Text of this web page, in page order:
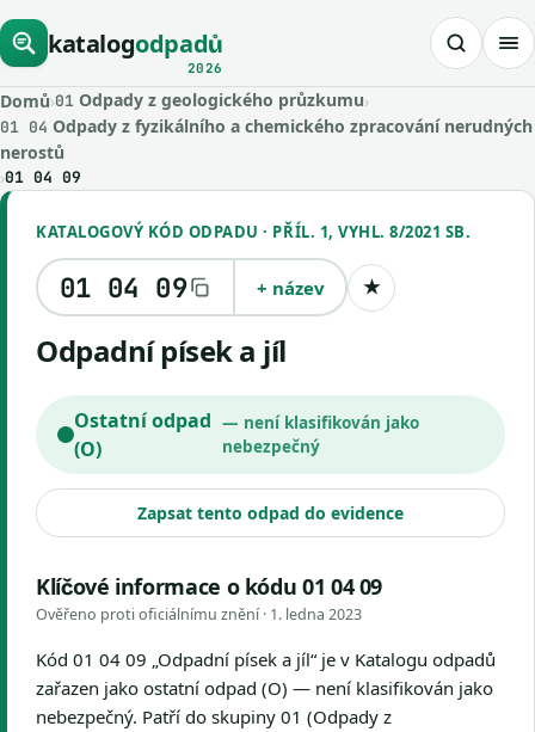
katalogodpadů
2026
Domů›01 Odpady z geologického průzkumu›
01 04 Odpady z fyzikálního a chemického zpracování nerudných
nerostů
›01 04 09
KATALOGOVÝ KÓD ODPADU · PŘÍL. 1, VYHL. 8/2021 SB.
01 04 09 + název ★Uložit kód
Odpadní písek a jíl
Ostatní odpad
(O)
— není klasifikován jako
nebezpečný
Zapsat tento odpad do evidence
Klíčové informace o kódu 01 04 09
Ověřeno proti oficiálnímu znění · 1. ledna 2023
Kód 01 04 09 „Odpadní písek a jíl“ je v Katalogu odpadů
zařazen jako ostatní odpad (O) — není klasifikován jako
nebezpečný. Patří do skupiny 01 (Odpady z